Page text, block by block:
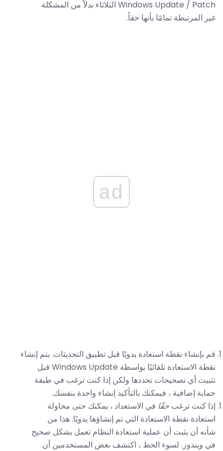
Windows Update / Patch الثلاثاء بدلاً من المشكلة
غير المرتبطة تمامًا بأنها حقاً.
ad
قم بإنشاء نقطة استعادة يدويًا قبل تطبيق التحديثات. يتم إنشاء
نقطة الاستعادة تلقائيًا بواسطة Windows Update قبل
تثبيت أي تصحيحات تحددها ولكن إذا كنت ترغب في طبقة
حماية إضافية ، فيمكنك بالتأكيد إنشاء واحدة بنفسك.
إذا كنت ترغب حقًا في الاستعداد ، يمكنك حتى محاولة
استعادة نقطة الاستعادة التي تم إنشاؤها يدويًا. هذا من
شأنه أن يثبت أن عملية استعادة النظام تعمل بشكل صحيح
في ويندوز. لسوء الحظ ، اكتشف بعض المستخدمين أن